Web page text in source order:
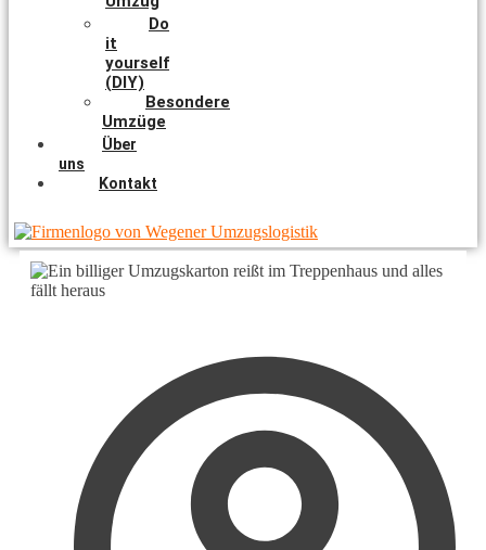
Do
it
yourself
(DIY)
Besondere
Umzüge
Über
uns
Kontakt